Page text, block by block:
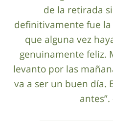
de la retirada
definitivamente fue
que alguna vez
genuinamente feliz.
levanto por las
va a ser un buen día.